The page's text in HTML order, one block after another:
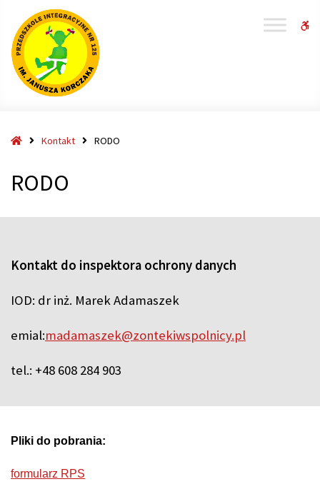
StronaKontakt RODO
RODO
Kontakt do inspektora ochrony danych
IOD: dr inż. Marek Adamaszek
emial:madamaszek@zontekiwspolnicy.pl
tel.: +48 608 284 903
Pliki do pobrania:
formularz RPS